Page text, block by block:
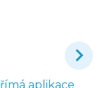
aplikace